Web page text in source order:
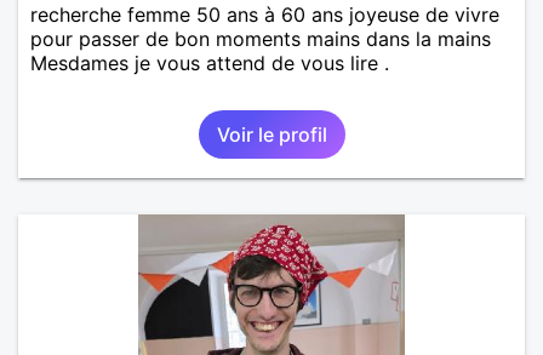
recherche femme 50 ans à 60 ans joyeuse de vivre
pour passer de bon moments mains dans la mains
Mesdames je vous attend de vous lire .
Voir le profil